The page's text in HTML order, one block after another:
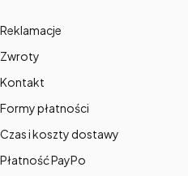
Reklamacje
Zwroty
Kontakt
Formy płatności
Czas i koszty dostawy
Płatność PayPo